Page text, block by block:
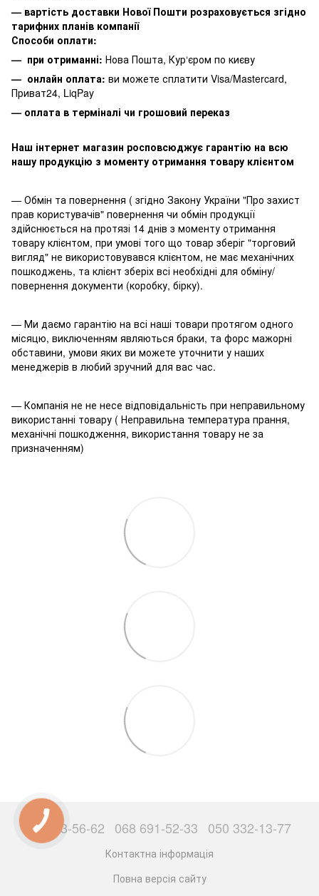
— вартість доставки Нової Пошти розраховується згідно
тарифних планів компанії
Способи оплати:
— при отриманні: Нова Пошта, Кур‘єром по києву
— онлайн оплата: ви можете сплатити Visa/Mastercard,
Приват24, LiqPay
— оплата в терміналі чи грошовий переказ
Наш інтернет магазин росповсюджує гарантію на всю
нашу продукцію з моменту отримання товару клієнтом
— Обмін та повернення ( згідно Закону України "Про захист
прав користувачів" повернення чи обмін продукції
здійснюється на протязі 14 днів з моменту отримання
товару клієнтом, при умові того що товар зберіг "торговий
вигляд" не використовувався клієнтом, не має механічних
пошкоджень, та клієнт зберіх всі необхідні для обміну/
повернення документи (коробку, бірку).
— Ми даємо гарантію на всі наші товари протягом одного
місяцю, виключенням являються браки, та форс мажорні
обставини, умови яких ви можете уточнити у наших
менеджерів в любий зручний для вас час.
— Компанія не не несе відповідальність при неправильному
використанні товару ( Неправильна температура прання,
механічні пошкодження, використання товару не за
призначенням)
063 503-56-62 068 691-52-33 050 332-13-77
Контактна інформація
Повна версія сайту